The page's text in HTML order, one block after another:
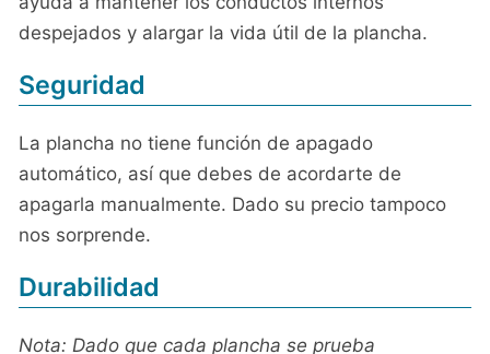
despejados y alargar la vida útil de la plancha.
Seguridad
La plancha no tiene función de apagado
automático, así que debes de acordarte de
apagarla manualmente. Dado su precio tampoco
nos sorprende.
Durabilidad
Nota: Dado que cada plancha se prueba